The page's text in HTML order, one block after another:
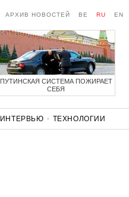
АРХИВ НОВОСТЕЙ BE RU EN
ПУТИНСКАЯ СИСТЕМА ПОЖИРАЕТ
СЕБЯ
ИНТЕРВЬЮ
ТЕХНОЛОГИИ